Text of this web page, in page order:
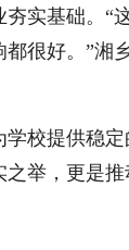
实基础。“
很好。”湘
校提供稳
举，更是